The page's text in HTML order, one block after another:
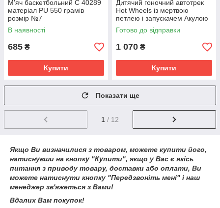
М'яч баскетбольний C 40289
матеріал PU 550 грамів
розмір №7
В наявності
685 ₴
Купити
Дитячий гоночний автотрек
Hot Wheels із мертвою
петлею і запускачем Акулою
3 машинки 6608
Готово до відправки
1 070 ₴
Купити
Показати ще
1 / 12
Якщо Ви визначилися з товаром, можете купити його,
натиснувши на кнопку "Купити", якщо у Вас є якісь
питання з приводу товару, доставки або оплати, Ви
можете натиснути кнопку "Передзвоніть мені" і наш
менеджер зв'яжеться з Вами!
Вдалих Вам покупок!